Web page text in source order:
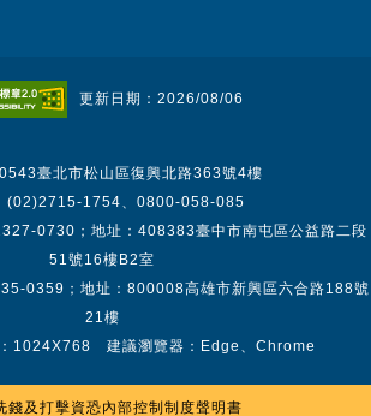
更新日期：2026/08/06
臺北市松山區復興北路363號4樓
(02)2715-1754、0800-058-085
0730；地址：408383臺中市南屯區公益路二段
51號16樓B2室
0359；地址：800008高雄市新興區六合路188號
21樓
1024X768 建議瀏覽器：Edge、Chrome
錢及打擊資恐內部控制制度聲明書